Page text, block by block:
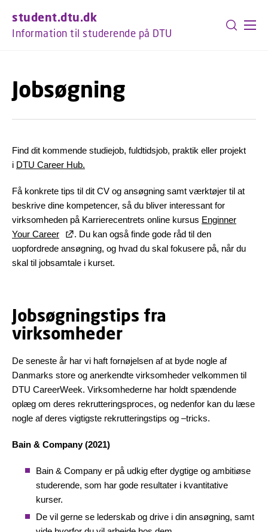
student.dtu.dk
Information til studerende på DTU
Jobsøgning
Find dit kommende studiejob, fuldtidsjob, praktik eller projekt
i DTU Career Hub.
Få konkrete tips til dit CV og ansøgning samt værktøjer til at
beskrive dine kompetencer, så du bliver interessant for
virksomheden på Karrierecentrets online kursus Enginner
Your Career
. Du kan også finde gode råd til den
uopfordrede ansøgning, og hvad du skal fokusere på, når du
skal til jobsamtale i kurset.
Jobsøgningstips fra
virksomheder
De seneste år har vi haft fornøjelsen af at byde nogle af
Danmarks store og anerkendte virksomheder velkommen til
DTU CareerWeek. Virksomhederne har holdt spændende
oplæg om deres rekrutteringsproces, og nedenfor kan du læse
nogle af deres vigtigste rekrutteringstips og –tricks.
Bain & Company (2021)
Bain & Company er på udkig efter dygtige og ambitiøse
studerende, som har gode resultater i kvantitative
kurser.
De vil gerne se lederskab og drive i din ansøgning, samt